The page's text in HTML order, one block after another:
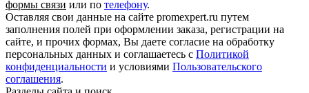
формы связи или по телефону.
Оставляя свои данные на сайте promexpert.ru путем
заполнения полей при оформлении заказа, регистрации на
сайте, и прочих формах, Вы даете согласие на обработку
персональных данных и соглашаетесь с Политикой
конфиденциальности и условиями Пользовательского
соглашения.